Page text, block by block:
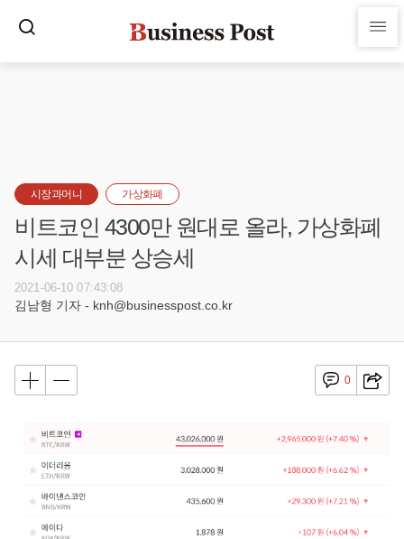
시장과머니 가상화폐
비트코인 4300만 원대로 올라, 가상화폐
시세 대부분 상승세
2021-06-10 07:43:08
김남형 기자 - knh@businesspost.co.kr
0